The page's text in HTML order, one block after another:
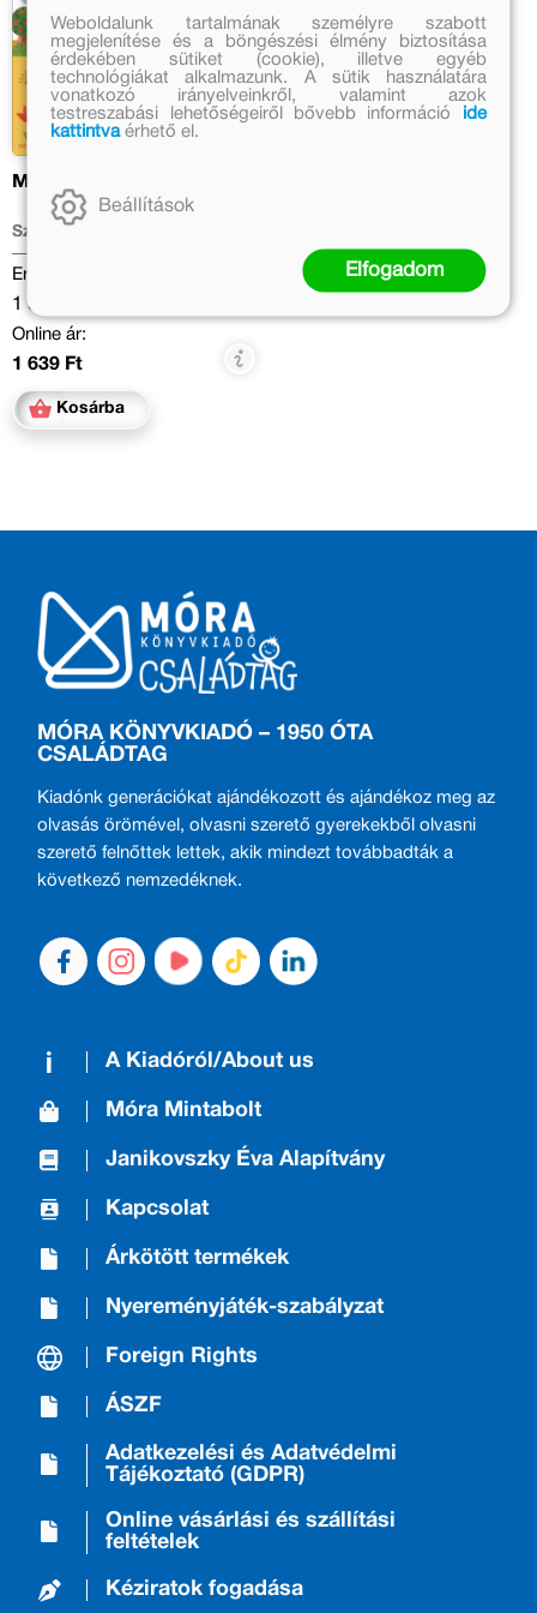
Marikáék háza
Szabó Magda
Eredeti ár:
1 999 Ft
Online ár:
1 639 Ft
Kosárba
MÓRA KÖNYVKIADÓ – 1950 ÓTA
CSALÁDTAG
Kiadónk generációkat ajándékozott és ajándékoz meg az
olvasás örömével, olvasni szerető gyerekekből olvasni
szerető felnőttek lettek, akik mindezt továbbadták a
következő nemzedéknek.
A Kiadóról/About us
Móra Mintabolt
Janikovszky Éva Alapítvány
Kapcsolat
Árkötött termékek
Nyereményjáték-szabályzat
Foreign Rights
ÁSZF
Adatkezelési és Adatvédelmi
Tájékoztató (GDPR)
Online vásárlási és szállítási
feltételek
Kéziratok fogadása
Weboldalunk tartalmának személyre szabott
megjelenítése és a böngészési élmény biztosítása
érdekében sütiket (cookie), illetve egyéb
technológiákat alkalmazunk. A sütik használatára
vonatkozó irányelveinkről, valamint azok
testreszabási lehetőségeiről bővebb információ
ide
kattintvaérhető el.
Beállítások
Elfogadom